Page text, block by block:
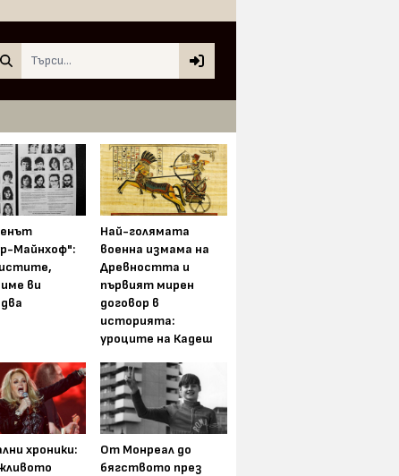
Майнхоф":
ви
Най-голямата
военна измама на
Древността и
първият мирен
договор в
историята:
уроците на Кадеш
хроники:
От Монреал до
бягството през